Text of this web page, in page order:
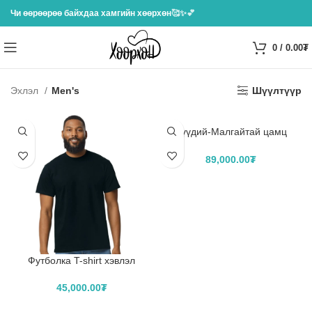
Чи өөрөөрөө байхдаа хамгийн хөөрхөн🥰✨💕
0 / 0.00₮
Эхлэл Men's Шүүлтүүр
Футболка T-shirt хэвлэл
45,000.00₮
Хүүдий-Малгайтай цамц
89,000.00₮